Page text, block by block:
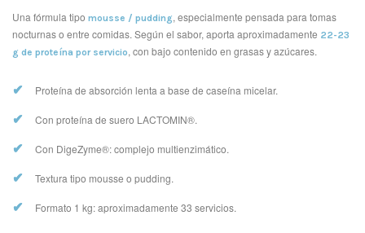
Una fórmula tipo mousse / pudding, especialmente pensada para tomas
nocturnas o entre comidas. Según el sabor, aporta aproximadamente 22-23
g de proteína por servicio, con bajo contenido en grasas y azúcares.
✔ Proteína de absorción lenta a base de caseína micelar.
✔ Con proteína de suero LACTOMIN®.
✔ Con DigeZyme®: complejo multienzimático.
✔ Textura tipo mousse o pudding.
✔ Formato 1 kg: aproximadamente 33 servicios.